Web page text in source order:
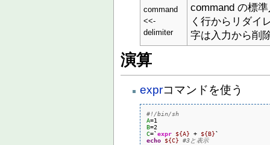
command
<<-
delimiter
command の標
く行からリダイ
字は入力から削
演算
exprコマンドを使う
#!/bin/sh
A
B
C=`expr ${A} + ${B}`
echo ${C} #3と表示